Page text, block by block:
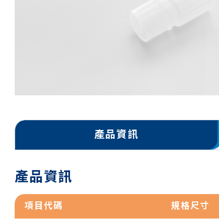
產品資訊
產品資訊
項目代碼 規格尺寸